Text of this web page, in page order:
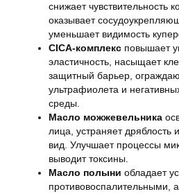
снижает чувствительность
оказывает
уменьшает видимость
CICA-комплекс повышает
эластичность, насыщает
защитный барьер,
ультрафиолета и
среды.
Масло можжевельника
лица, устраняет дряблость
вид. Улучшает процессы
выводит токсины.
Масло полыни обладает
противовоспалительными,